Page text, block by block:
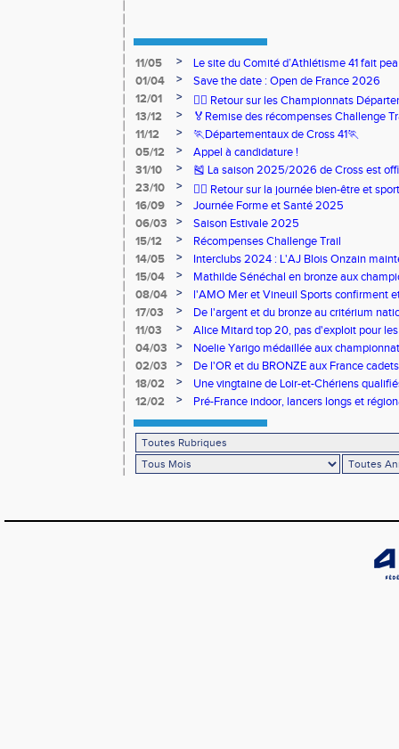
11/05 >
Le site du Comité d’Athlétisme 41 fait
01/04
>
Save the date : Open de France 2026
12/01
>
🏃‍♂️ Retour sur les Championnats
13/12
>
🏅Remise des récompenses Challenge
11/12
>
🏃Départementaux de Cross 41🏃
05/12
>
Appel à candidature !
31/10
>
🎽 La saison 2025/2026 de Cross est
23/10
>
🧘‍♀️ Retour sur la journée bien-être et
16/09
>
Journée Forme et Santé 2025
06/03
>
Saison Estivale 2025
15/12
>
Récompenses Challenge Trail
14/05
>
Interclubs 2024 : L'AJ Blois Onzain
Romorantin en N2B
15/04 >
Mathilde Sénéchal en bronze aux
08/04
>
l'AMO Mer et Vineuil Sports confirment
benjamins
17/03 >
De l'argent et du bronze au critérium
11/03
>
Alice Mitard top 20, pas d'exploit pour
04/03
>
Noelie Yarigo médaillée aux
02/03
>
De l'OR et du BRONZE aux France
18/02
>
Une vingtaine de Loir-et-Chériens
12/02
> Pré-France indoor, lancers longs et